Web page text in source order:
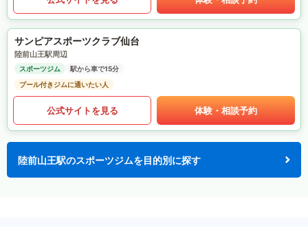
サンピアスポーツクラブ仙台
陸前山王駅周辺
スポーツジム
駅から車で15分
プール付きジムに通いたい人
公式サイトを見る 体験・相談予約
陸前山王駅のスポーツジムを目的別に探す